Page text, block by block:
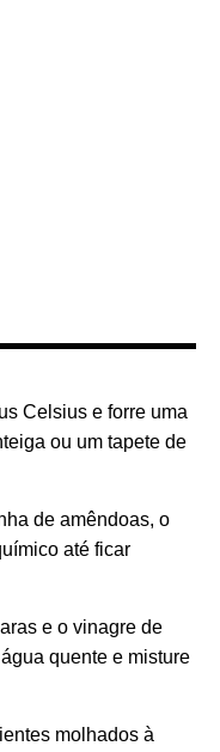
Celsius e forre uma
ou um tapete de
de amêndoas, o
até ficar
e o vinagre de
quente e misture
molhados à